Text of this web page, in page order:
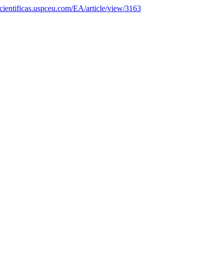
EA/article/view/3163